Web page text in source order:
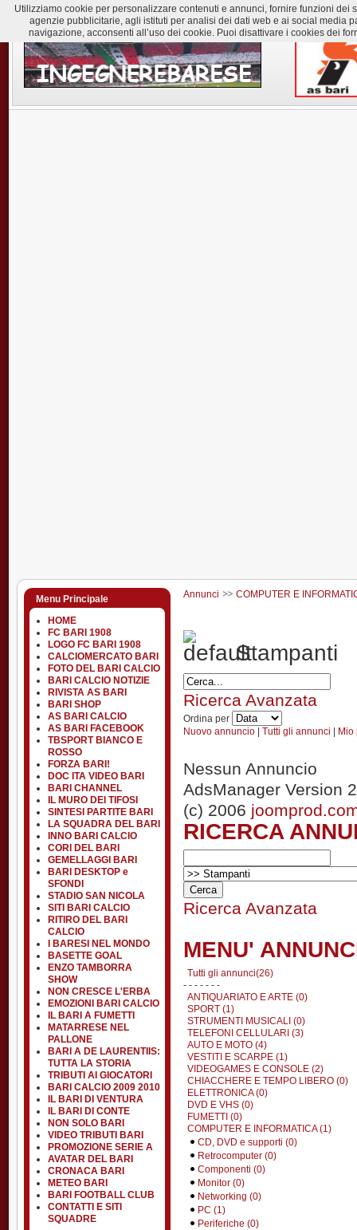
Menu Principale
HOME
FC BARI 1908
LOGO FC BARI 1908
CALCIOMERCATO BARI
FOTO DEL BARI CALCIO
BARI CALCIO NOTIZIE
RIVISTA AS BARI
BARI SHOP
AS BARI CALCIO
AS BARI FACEBOOK
TBSPORT BIANCO E
ROSSO
FORZA BARI!
DOC ITA VIDEO BARI
BARI CHANNEL
IL MURO DEI TIFOSI
SINTESI PARTITE BARI
LA SQUADRA DEL BARI
INNO BARI CALCIO
CORI DEL BARI
GEMELLAGGI BARI
BARI DESKTOP e
SFONDI
STADIO SAN NICOLA
SITI BARI CALCIO
RITIRO DEL BARI
CALCIO
I BARESI NEL MONDO
BASETTE GOAL
ENZO TAMBORRA
SHOW
NON CRESCE L'ERBA
EMOZIONI BARI CALCIO
IL BARI A FUMETTI
MATARRESE NEL
PALLONE
BARI A DE LAURENTIIS:
TUTTA LA STORIA
TRIBUTI AI GIOCATORI
BARI CALCIO 2009 2010
IL BARI DI VENTURA
IL BARI DI CONTE
NON SOLO BARI
VIDEO TRIBUTI BARI
PROMOZIONE SERIE A
AVATAR DEL BARI
CRONACA BARI
METEO BARI
BARI FOOTBALL CLUB
CONTATTI E SITI
SQUADRE
Annunci COMPUTER E
Stampanti
Ricerca Avanzata
Ordina per
Nuovo annuncio | Tutti gli annunci | Mio
Nessun Annuncio
AdsManager Version
(c) 2006
RICERCA
Ricerca Avanzata
MENU'
Tutti gli annunci(26)
- - - - - - -
ANTIQUARIATO E ARTE (0)
SPORT (1)
STRUMENTI MUSICALI (0)
TELEFONI CELLULARI (3)
AUTO E MOTO (4)
VESTITI E SCARPE (1)
VIDEOGAMES E CONSOLE (2)
CHIACCHERE E TEMPO LIBERO (0)
ELETTRONICA (0)
DVD E VHS (0)
FUMETTI (0)
COMPUTER E INFORMATICA (1)
CD, DVD e supporti (0)
Retrocomputer (0)
Componenti (0)
Monitor (0)
Networking (0)
PC (1)
Periferiche (0)
Utilizziamo cookie per personalizzare contenuti e annunci, fornire funzioni
agenzie pubblicitarie, agli istituti per analisi dei dati web e ai social media
navigazione, acconsenti all’uso dei cookie. Puoi disattivare i cookies dei